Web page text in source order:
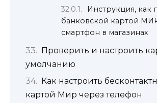
Инструкция, как
банковской картой
смартфон в магазинах
Проверить и настроить
умолчанию
Как настроить
картой Мир через телефон